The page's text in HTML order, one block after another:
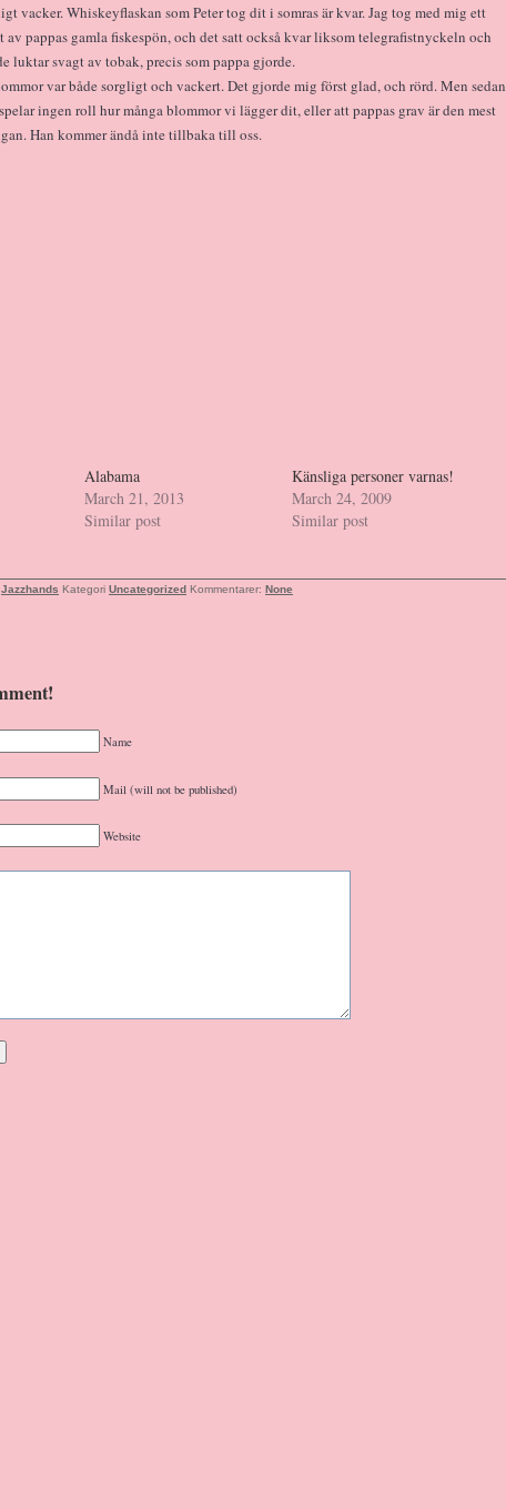
vacker. Whiskeyflaskan som Peter tog dit i somras är kvar. Jag tog med mig ett
av pappas gamla fiskespön, och det satt också kvar liksom telegrafistnyckeln och
luktar svagt av tobak, precis som pappa gjorde.
var både sorgligt och vackert. Det gjorde mig först glad, och rörd. Men sedan
ingen roll hur många blommor vi lägger dit, eller att pappas grav är den mest
Han kommer ändå inte tillbaka till oss.
Alabama
March 21, 2013
Similar post
Känsliga personer varnas!
March 24, 2009
Similar post
Jazzhands Kategori Uncategorized Kommentarer: None
Name
Mail (will not be published)
Website